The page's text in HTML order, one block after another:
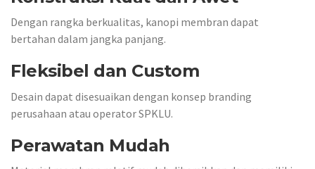
Dengan rangka berkualitas, kanopi membran dapat
bertahan dalam jangka panjang.
Fleksibel dan Custom
Desain dapat disesuaikan dengan konsep branding
perusahaan atau operator SPKLU.
Perawatan Mudah